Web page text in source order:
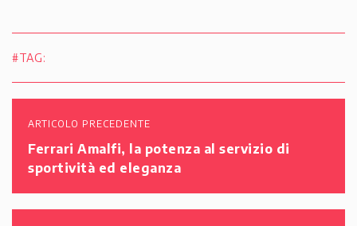
#TAG:
ARTICOLO PRECEDENTE
Ferrari Amalfi, la potenza al servizio di
sportività ed eleganza